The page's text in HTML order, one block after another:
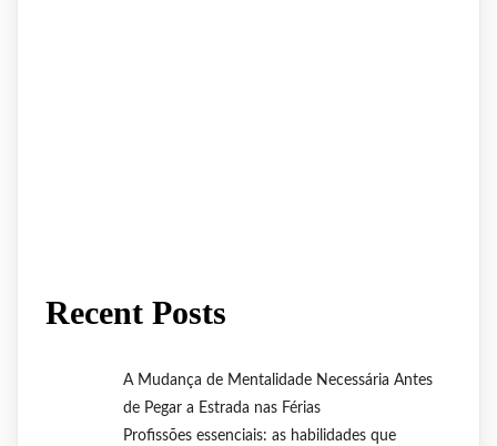
Recent Posts
A Mudança de Mentalidade Necessária Antes
de Pegar a Estrada nas Férias
Profissões essenciais: as habilidades que